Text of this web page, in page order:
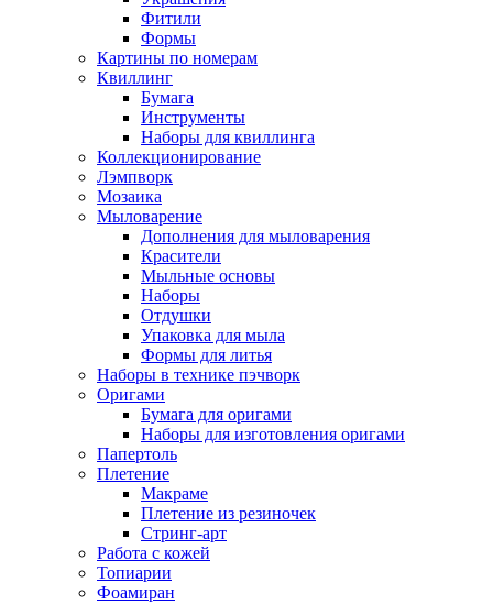
Фитили
Формы
Картины по номерам
Квиллинг
Бумага
Инструменты
Наборы для квиллинга
Коллекционирование
Лэмпворк
Мозаика
Мыловарение
Дополнения для мыловарения
Красители
Мыльные основы
Наборы
Отдушки
Упаковка для мыла
Формы для литья
Наборы в технике пэчворк
Оригами
Бумага для оригами
Наборы для изготовления оригами
Папертоль
Плетение
Макраме
Плетение из резиночек
Стринг-арт
Работа с кожей
Топиарии
Фоамиран